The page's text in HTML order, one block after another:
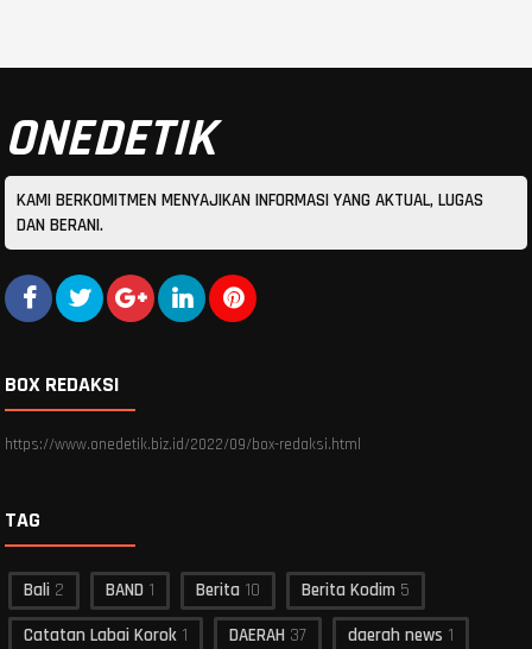
ONEDETIK
KAMI BERKOMITMEN MENYAJIKAN INFORMASI YANG AKTUAL, LUGAS
DAN BERANI.
BOX REDAKSI
https://www.onedetik.biz.id/2022/09/box-redaksi.html
TAG
Bali 2 BAND 1 Berita 10 Berita Kodim 5
Catatan Labai Korok 1 DAERAH 37 daerah news 1